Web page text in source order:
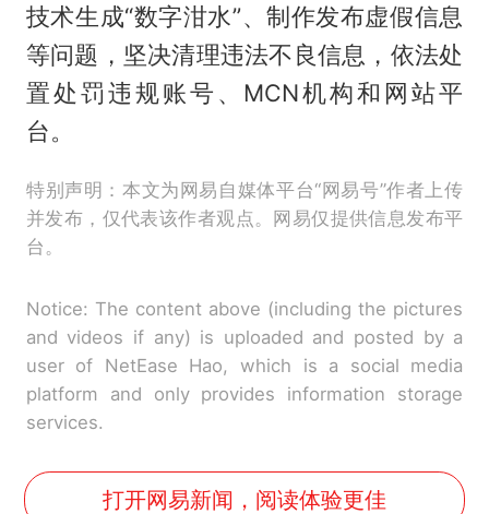
技术生成“数字泔水”、制作发布虚假信息
等问题，坚决清理违法不良信息，依法处
置处罚违规账号、MCN机构和网站平
台。
特别声明：本文为网易自媒体平台“网易号”作者上传
并发布，仅代表该作者观点。网易仅提供信息发布平
台。
Notice: The content above (including the pictures
and videos if any) is uploaded and posted by a
user of NetEase Hao, which is a social media
platform and only provides information storage
services.
打开网易新闻，阅读体验更佳